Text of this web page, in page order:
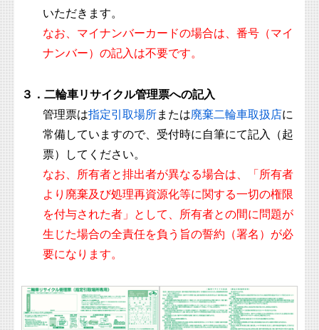
いただきます。
なお、マイナンバーカードの場合は、番号（マイ
ナンバー）の記入は不要です。
３．二輪車リサイクル管理票への記入
管理票は指定引取場所または廃棄二輪車取扱店に
常備していますので、受付時に自筆にて記入（起
票）してください。
なお、所有者と排出者が異なる場合は、「所有者
より廃棄及び処理再資源化等に関する一切の権限
を付与された者」として、所有者との間に問題が
生じた場合の全責任を負う旨の誓約（署名）が必
要になります。